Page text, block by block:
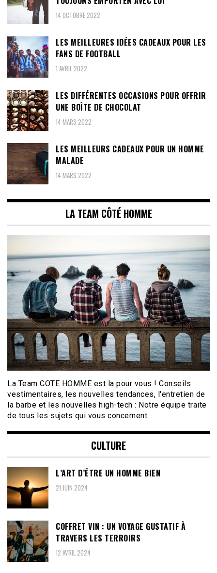
14 OCTOBRE 2022
LES MEILLEURES IDÉES CADEAUX POUR LES
FANS DE FOOTBALL
1 AVRIL 2022
LES DIFFÉRENTES OCCASIONS POUR OFFRIR
UNE BOÎTE DE CHOCOLAT
14 MARS 2022
LES MEILLEURS CADEAUX POUR UN HOMME
MALADE
14 MARS 2022
LA TEAM CÔTÉ HOMME
La Team COTE HOMME est la pour vous ! Conseils
vestimentaires, les nouvelles tendances, l'entretien de
la barbe et les nouvelles high-tech : Notre équipe traite
de tous les sujets qui vous concernent.
CULTURE
L’ART D’ÊTRE UN HOMME BIEN
21 JUIN 2024
COFFRET VIN : UN VOYAGE GUSTATIF À
TRAVERS LES TERROIRS
12 AVRIL 2024